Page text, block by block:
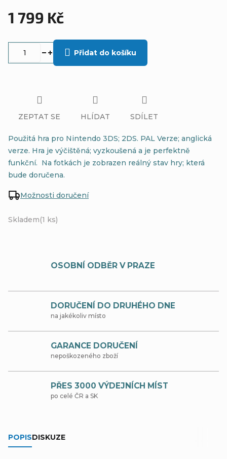
1 799 Kč
Skladem(1 ks)
Možnosti doručení
Přidat do košíku
Použitá hra pro Nintendo 3DS; 2DS. PAL Verze; anglická
verze. Hra je výčištěná; vyzkoušená a je perfektně
funkční. Na fotkách je zobrazen reálný stav hry; která
bude doručena.
ZEPTAT SE HLÍDAT SDÍLET
OSOBNÍ ODBĚR V PRAZE
DORUČENÍ DO DRUHÉHO DNE
na jakékoliv místo
GARANCE DORUČENÍ
nepoškozeného zboží
PŘES 3000 VÝDEJNÍCH MÍST
po celé ČR a SK
POPISDISKUZE